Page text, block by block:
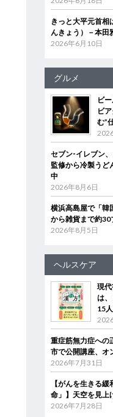
きっと大平元首
んきょう）－本田
2026年6月10日
グルメ
ビ
ビ
む”
セブン‐イレブン
監修から冷製うど
中
2026年8月6日
横浜高島屋で「
から雑貨まで約30
2026年8月5日
ヘルスケア
現
は
15
重症筋無力症へ
市で公開講座、オ
2026年7月31日
【がんを生きる
命」】天空を見上
2026年7月28日